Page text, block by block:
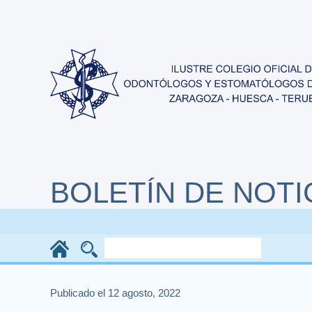
BOLETÍN DE
Publicado el 12 agosto, 2022